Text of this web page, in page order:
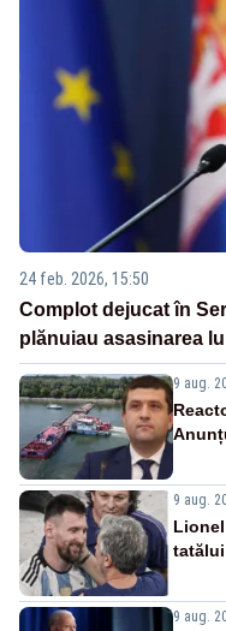
24 feb. 2026, 15:50
Complot dejucat în
plănuiau asasinarea
9 aug.
9 aug.
tatălui
9 aug.